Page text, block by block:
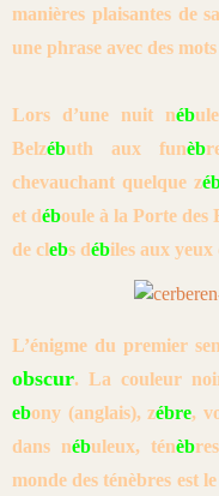
manières plaisantes de
une phrase avec des
Lors d’une nuit néb
Belzébuth aux funèb
chevauchant quelque z
et déboule à la Porte des
de clebs débiles aux yeux
L’énigme du premier
obscur.La couleur
ebony (anglais), zébre,
dans nébuleux, ténèb
monde des ténèbres est